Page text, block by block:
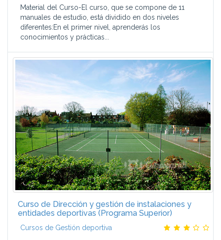
Material del Curso-El curso, que se compone de 11
manuales de estudio, está dividido en dos niveles
diferentes:En el primer nivel, aprenderás los
conocimientos y prácticas...
Curso de Dirección y gestión de instalaciones y
entidades deportivas (Programa Superior)
Cursos de Gestión deportiva